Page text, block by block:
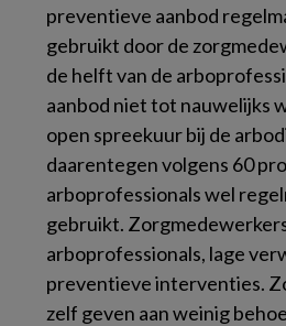
preventieve aanbod
gebruikt door de
de helft van de
aanbod niet tot nauwelijks
open spreekuur bij de
daarentegen volgens 60
arboprofessionals wel
gebruikt.
arboprofessionals, lage
preventieve interventies.
zelf geven aan weinig